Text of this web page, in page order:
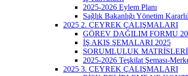
2025-2026 Eylem Planı
Sağlık Bakanlığı Yönetim
2025 2. ÇEYREK ÇALIŞMALARI
GÖREV DAĞILIM FORMU
İŞ AKIŞ ŞEMALARI 2025
SORUMLULUK
2025-2026 Teşkilat Şeması-
2025 3. ÇEYREK ÇALIŞMALARI